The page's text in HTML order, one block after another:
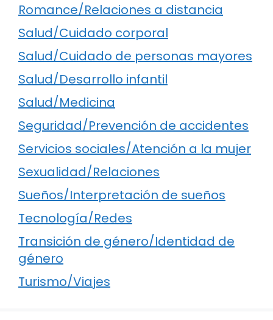
Romance/Relaciones a distancia
Salud/Cuidado corporal
Salud/Cuidado de personas mayores
Salud/Desarrollo infantil
Salud/Medicina
Seguridad/Prevención de accidentes
Servicios sociales/Atención a la mujer
Sexualidad/Relaciones
Sueños/Interpretación de sueños
Tecnología/Redes
Transición de género/Identidad de
género
Turismo/Viajes